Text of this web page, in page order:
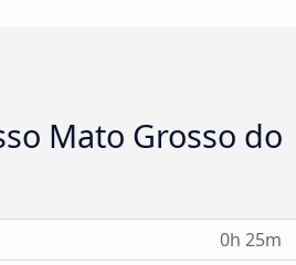
Mato Grosso do
0h 25m